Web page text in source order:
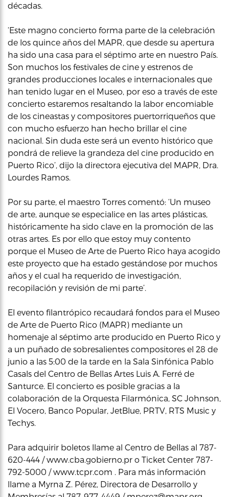
décadas.
‘Este magno concierto forma parte de la celebración
de los quince años del MAPR, que desde su apertura
ha sido una casa para el séptimo arte en nuestro País.
Son muchos los festivales de cine y estrenos de
grandes producciones locales e internacionales que
han tenido lugar en el Museo, por eso a través de este
concierto estaremos resaltando la labor encomiable
de los cineastas y compositores puertorriqueños que
con mucho esfuerzo han hecho brillar el cine
nacional. Sin duda este será un evento histórico que
pondrá de relieve la grandeza del cine producido en
Puerto Rico’, dijo la directora ejecutiva del MAPR, Dra.
Lourdes Ramos.
Por su parte, el maestro Torres comentó: ‘Un museo
de arte, aunque se especialice en las artes plásticas,
históricamente ha sido clave en la promoción de las
otras artes. Es por ello que estoy muy contento
porque el Museo de Arte de Puerto Rico haya acogido
este proyecto que ha estado gestándose por muchos
años y el cual ha requerido de investigación,
recopilación y revisión de mi parte’.
El evento filantrópico recaudará fondos para el Museo
de Arte de Puerto Rico (MAPR) mediante un
homenaje al séptimo arte producido en Puerto Rico y
a un puñado de sobresalientes compositores el 28 de
junio a las 5:00 de la tarde en la Sala Sinfónica Pablo
Casals del Centro de Bellas Artes Luis A. Ferré de
Santurce. El concierto es posible gracias a la
colaboración de la Orquesta Filarmónica, SC Johnson,
El Vocero, Banco Popular, JetBlue, PRTV, RTS Music y
Techys.
Para adquirir boletos llame al Centro de Bellas al 787-
620-444 / www.cba.gobierno.pr o Ticket Center 787-
792-5000 / www.tcpr.com . Para más información
llame a Myrna Z. Pérez, Directora de Desarrollo y